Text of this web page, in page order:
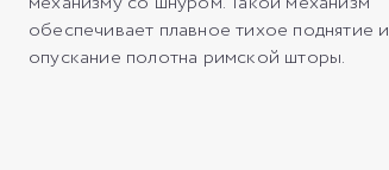
обеспечивает плавное тихое поднятие и
опускание полотна римской шторы.